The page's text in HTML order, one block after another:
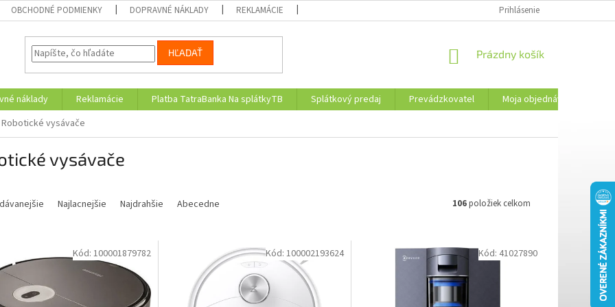
OBCHODNÉ PODMIENKY DOPRAVNÉ NÁKLADY REKLAMÁCIE MOJA OBJEDNÁVKA
Prihlásenie
HĽADAŤ
NÁKUPNÝ
Prázdny košík
náklady Reklamácie Platba TatraBanka Na splátkyTB Splátkový predaj Prevádzkovatel Moja objednávka
Robotické vysávače
vysávače
Najlacnejšie Najdrahšie Abecedne 106položiek celkom
Kód: 100001879782 Kód: 100002193624 Kód: 41027890